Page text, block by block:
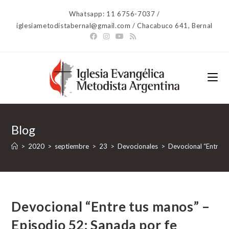
contenido
Whatsapp: 11 6756-7037 /
iglesiametodistabernal@gmail.com / Chacabuco 641, Bernal
Blog
> 2020 > septiembre > 23 > Devocionales > Devocional “Entre
Devocional “Entre tus manos” –
Episodio 52: Sanada por fe